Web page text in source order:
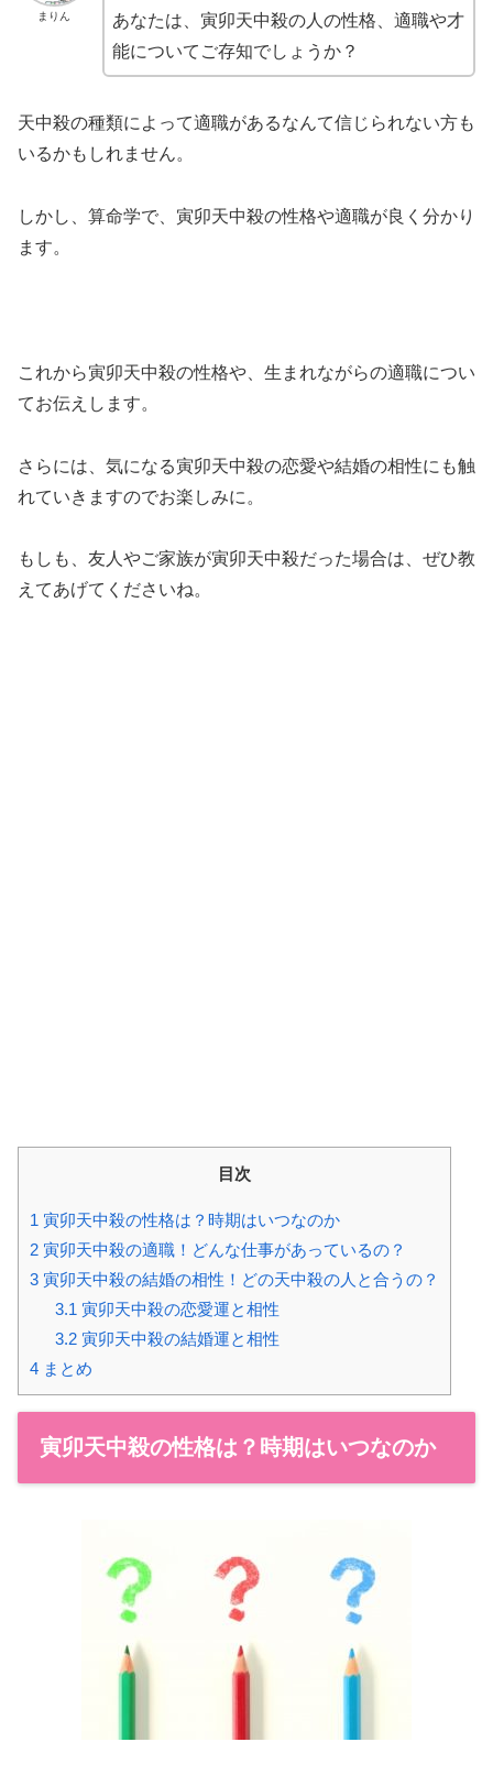
まりん
あなたは、寅卯天中殺の人の性格、適職や才
能についてご存知でしょうか？
天中殺の種類によって適職があるなんて信じられない方も
いるかもしれません。
しかし、算命学で、寅卯天中殺の性格や適職が良く分かり
ます。
これから寅卯天中殺の性格や、生まれながらの適職につい
てお伝えします。
さらには、気になる寅卯天中殺の恋愛や結婚の相性にも触
れていきますのでお楽しみに。
もしも、友人やご家族が寅卯天中殺だった場合は、ぜひ教
えてあげてくださいね。
目次
1 寅卯天中殺の性格は？時期はいつなのか
2 寅卯天中殺の適職！どんな仕事があっているの？
3 寅卯天中殺の結婚の相性！どの天中殺の人と合うの？
3.1 寅卯天中殺の恋愛運と相性
3.2寅卯天中殺の結婚運と相性
4 まとめ
寅卯天中殺の性格は？時期はいつなのか